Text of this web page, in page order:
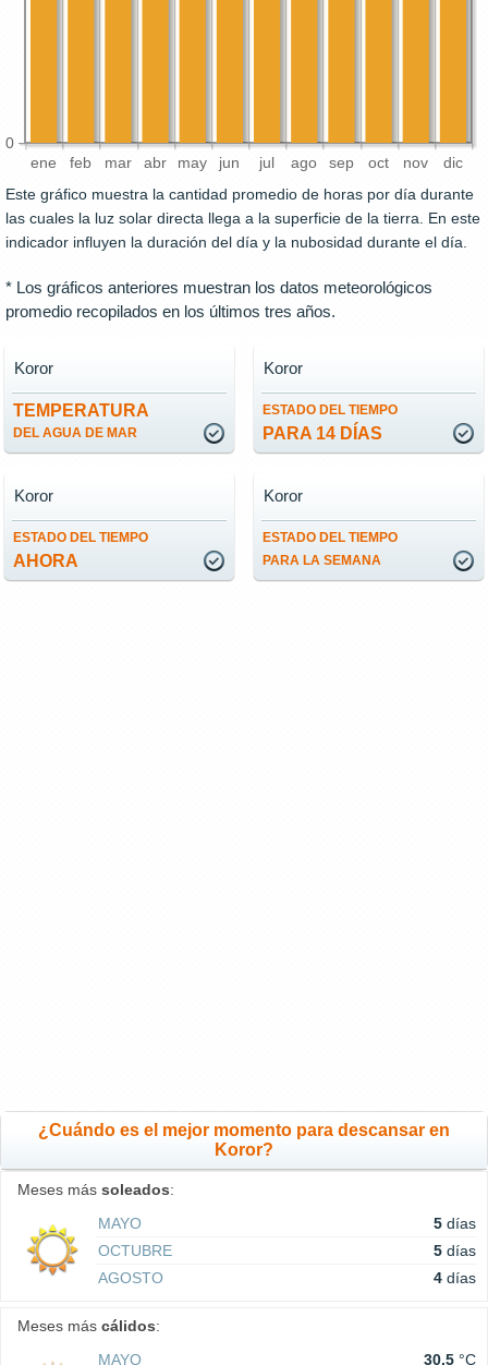
ene feb mar abr may jun jul ago sep oct nov dic
0
Este gráfico muestra la cantidad promedio de horas por día durante
las cuales la luz solar directa llega a la superficie de la tierra. En este
indicador influyen la duración del día y la nubosidad durante el día.
* Los gráficos anteriores muestran los datos meteorológicos
promedio recopilados en los últimos tres años.
TEMPERATURA
DEL AGUA DE MAR
Koror
ESTADO DEL TIEMPO
PARA 14 DÍAS
Koror
ESTADO DEL TIEMPO
AHORA
Koror
ESTADO DEL TIEMPO
PARA LA SEMANA
Koror
¿Cuándo es el mejor momento para descansar en
Koror?
Meses más soleados:
MAYO
5 días
OCTUBRE
5 días
AGOSTO
4 días
Meses más cálidos:
MAYO
30.5 °C